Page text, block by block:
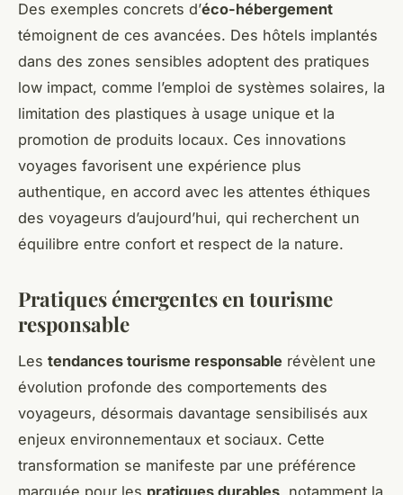
Des exemples concrets d’éco-hébergement
témoignent de ces avancées. Des hôtels implantés
dans des zones sensibles adoptent des pratiques
low impact, comme l’emploi de systèmes solaires, la
limitation des plastiques à usage unique et la
promotion de produits locaux. Ces innovations
voyages favorisent une expérience plus
authentique, en accord avec les attentes éthiques
des voyageurs d’aujourd’hui, qui recherchent un
équilibre entre confort et respect de la nature.
Pratiques émergentes en tourisme
responsable
Les tendances tourisme responsable révèlent une
évolution profonde des comportements des
voyageurs, désormais davantage sensibilisés aux
enjeux environnementaux et sociaux. Cette
transformation se manifeste par une préférence